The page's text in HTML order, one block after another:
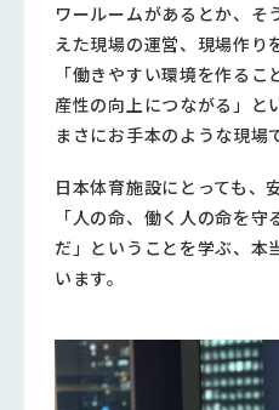
ワールームがあるとか、そ
えた現場の運営、現場作り
「働きやすい環境を作る
産性の向上につながる」と
まさにお手本のような現場
日本体育施設にとっても、
「人の命、働く人の命を
だ」ということを学ぶ、本
います。